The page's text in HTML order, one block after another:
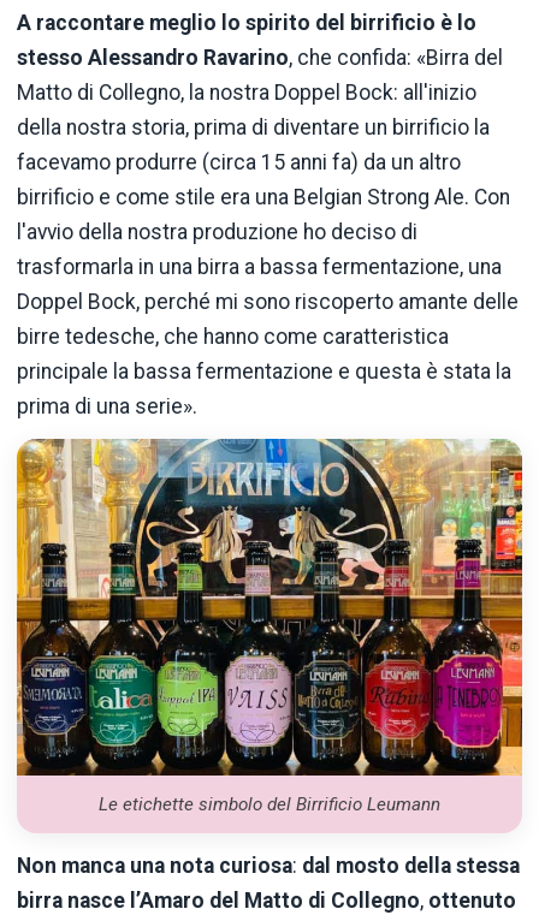
A raccontare meglio lo spirito del birrificio è lo
stesso Alessandro Ravarino, che confida: «Birra del
Matto di Collegno, la nostra Doppel Bock: all'inizio
della nostra storia, prima di diventare un birrificio la
facevamo produrre (circa 15 anni fa) da un altro
birrificio e come stile era una Belgian Strong Ale. Con
l'avvio della nostra produzione ho deciso di
trasformarla in una birra a bassa fermentazione, una
Doppel Bock, perché mi sono riscoperto amante delle
birre tedesche, che hanno come caratteristica
principale la bassa fermentazione e questa è stata la
prima di una serie».
Le etichette simbolo del Birrificio Leumann
Non manca una nota curiosa: dal mosto della stessa
birra nasce l’Amaro del Matto di Collegno, ottenuto